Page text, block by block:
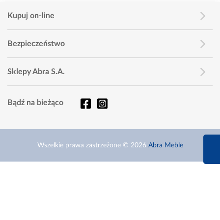
Kupuj on-line
Bezpieczeństwo
Sklepy Abra S.A.
Bądź na bieżąco
Wszelkie prawa zastrzeżone © 2026 Abra Meble
660 627